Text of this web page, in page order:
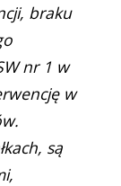
braku
nr 1 w
w
są